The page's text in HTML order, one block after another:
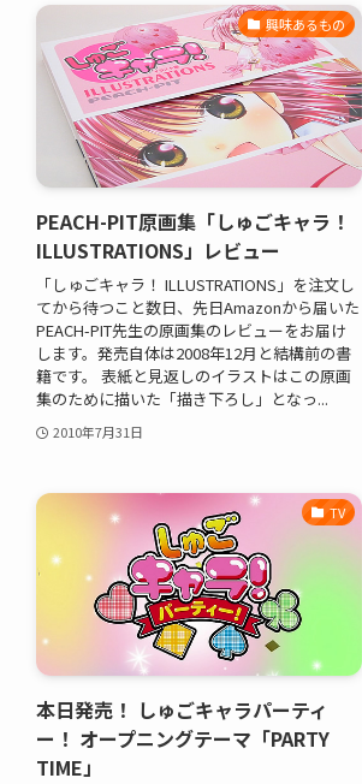
興味あるもの
PEACH-PIT原画集「しゅごキャラ！
ILLUSTRATIONS」レビュー
「しゅごキャラ！ ILLUSTRATIONS」を注文し
てから待つこと数日、先日Amazonから届いた
PEACH-PIT先生の原画集のレビューをお届け
します。発売自体は2008年12月と結構前の書
籍です。 表紙と見返しのイラストはこの原画
集のために描いた「描き下ろし」となっ...
2010年7月31日
TV
本日発売！ しゅごキャラパーティ
ー！ オープニングテーマ「PARTY
TIME」